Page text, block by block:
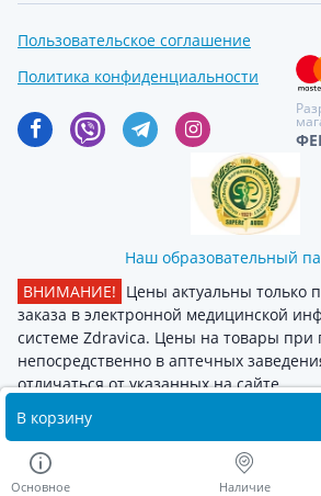
В корзину
Основное Наличие
Пользовательское соглашение
Политика конфиденциальности
Наш образовательный
ВНИМАНИЕ! Цены актуальны только
заказа в электронной медицинской
системе Zdravica. Цены на товары при
непосредственно в аптечных
отличаться от указанных на сайте